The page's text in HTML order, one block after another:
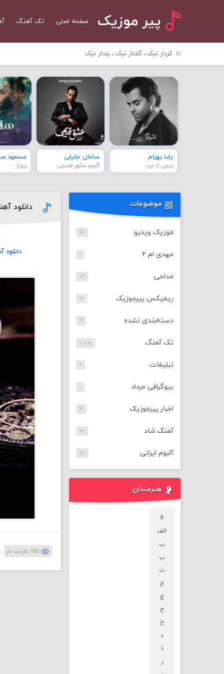
پیر موزیک صفحه اصلی تک آهنگ
کردار نیک ، گفتار نیک ، پندار نیک
رضا بهرام
نیمی از من
سامان جلیلی
آلبوم عشق قدیمی
مسعود
پرواز
دانلود
۷۱۵ بازدید بار
موضوعات
موزیک ویدیو ۴۱
مهدی ام ۲ ۱
مداحی ۱۳
ریمیکس پیرموزیک ۲۱
دسته‌بندی نشده ۲
تک آهنگ ۷,۷۹۱
تبلیغات ۲
بیوگرافی مرداد ۱
اخبار پیرموزیک ۳
آهنگ شاد ۱۴
آلبوم ایرانی ۵۰
هنرمندان
#
الف
ب
پ
ت
ج
چ
ح
خ
د
ذ
ر